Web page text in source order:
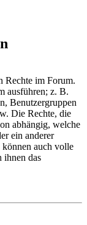
Rechte im Forum.
ausführen; z. B.
Benutzergruppen
Die Rechte, die
abhängig, welche
ein anderer
auch volle
ihnen das